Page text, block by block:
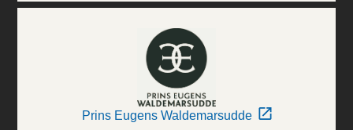
Prins Eugens Waldemarsudde